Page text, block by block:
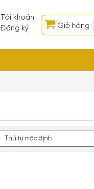
Tài khoản
Đăng ký
Giỏ hàng